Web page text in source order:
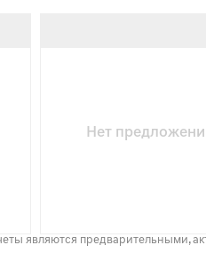
Нет
являются предварительными,